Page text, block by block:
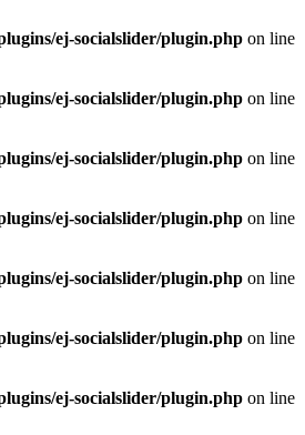
ej-socialslider/plugin.php on line
ej-socialslider/plugin.php on line
ej-socialslider/plugin.php on line
ej-socialslider/plugin.php on line
ej-socialslider/plugin.php on line
ej-socialslider/plugin.php on line
ej-socialslider/plugin.php on line